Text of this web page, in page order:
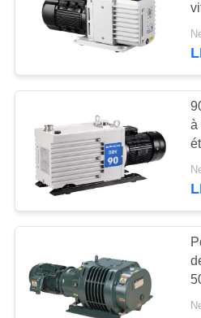
Filtre de
d'huile
Valve sous
à